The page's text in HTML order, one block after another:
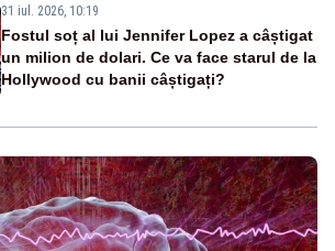
31 iul. 2026, 10:19
Fostul soț al lui Jennifer Lopez a câștigat
un milion de dolari. Ce va face starul de la
Hollywood cu banii câștigați?